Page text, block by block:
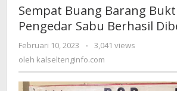
Bukti,
Tersangka
Pengedar
Berhasil
Sempat Buang Barang
Pengedar Sabu Berhasil
Februari 10, 2023
oleh
kalseltenginfo.com
-
3,041 views
oleh kalseltenginfo.com